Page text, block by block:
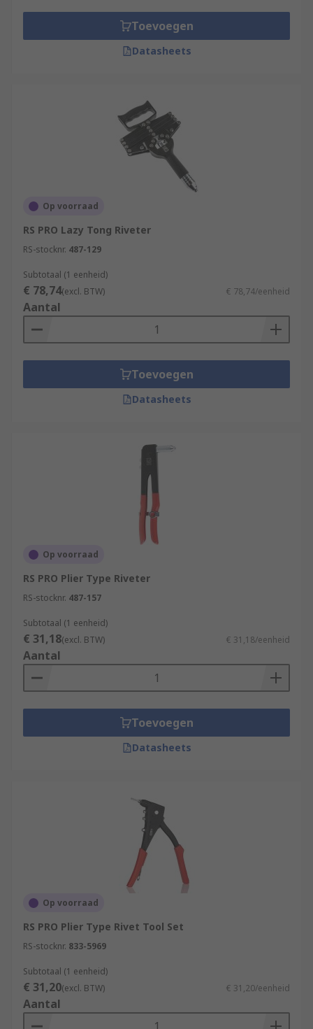
Toevoegen
Datasheets
Op voorraad
RS PRO Lazy Tong Riveter
RS-stocknr. 487-129
Subtotaal (1 eenheid)
€ 78,74(excl. BTW) € 78,74/eenheid
Aantal
Toevoegen
Datasheets
Op voorraad
RS PRO Plier Type Riveter
RS-stocknr. 487-157
Subtotaal (1 eenheid)
€ 31,18(excl. BTW) € 31,18/eenheid
Aantal
Toevoegen
Datasheets
Op voorraad
RS PRO Plier Type Rivet Tool Set
RS-stocknr. 833-5969
Subtotaal (1 eenheid)
€ 31,20(excl. BTW) € 31,20/eenheid
Aantal